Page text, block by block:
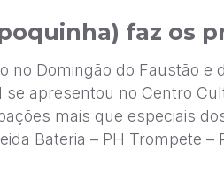
faz os
no Domingão do Faustão e
se apresentou no Centro
mais que especiais
Bateria – PH Trompete –